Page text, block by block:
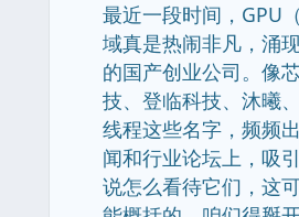
最近一段时间，GPU
域真是热闹非凡，涌
的国产创业公司。像
技、登临科技、沐曦
线程这些名字，频频
闻和行业论坛上，吸
说怎么看待它们，这